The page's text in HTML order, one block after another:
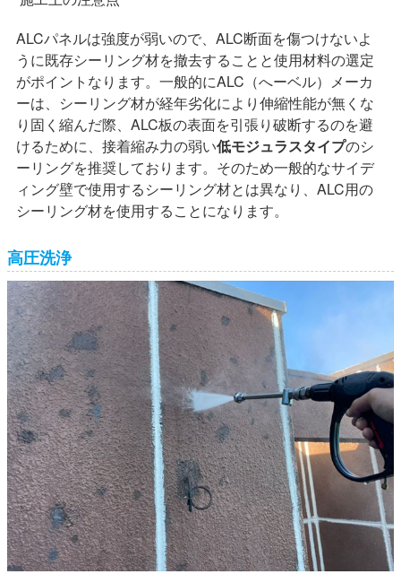
ALCパネルは強度が弱いので、ALC断面を傷つけないよ
うに既存シーリング材を撤去することと使用材料の選定
がポイントなります。一般的にALC（へーベル）メーカ
ーは、シーリング材が経年劣化により伸縮性能が無くな
り固く縮んだ際、ALC板の表面を引張り破断するのを避
けるために、接着縮み力の弱い低モジュラスタイプのシ
ーリングを推奨しております。そのため一般的なサイデ
ィング壁で使用するシーリング材とは異なり、ALC用の
シーリング材を使用することになります。
高圧洗浄